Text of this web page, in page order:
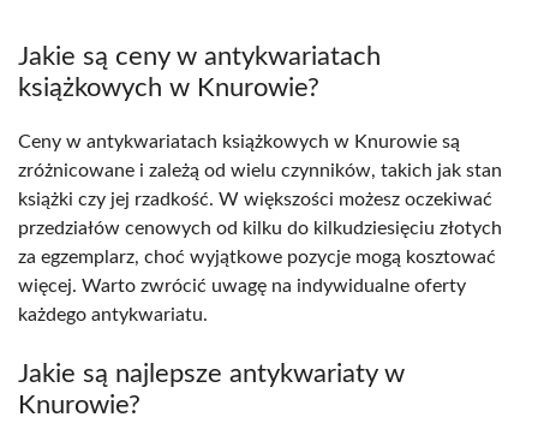
Jakie są ceny w antykwariatach
książkowych w Knurowie?
Ceny w antykwariatach książkowych w Knurowie są
zróżnicowane i zależą od wielu czynników, takich jak stan
książki czy jej rzadkość. W większości możesz oczekiwać
przedziałów cenowych od kilku do kilkudziesięciu złotych
za egzemplarz, choć wyjątkowe pozycje mogą kosztować
więcej. Warto zwrócić uwagę na indywidualne oferty
każdego antykwariatu.
Jakie są najlepsze antykwariaty w
Knurowie?